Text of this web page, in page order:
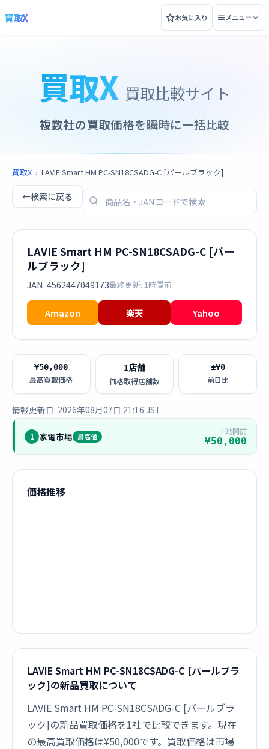
買取X お気に入り メニュー
買取X 買取比較サイト
複数社の買取価格を瞬時に一括比較
買取X › LAVIE Smart HM PC-SN18CSADG-C [パールブラック]
←検索に戻る
LAVIE Smart HM PC-SN18CSADG-C [パー
ルブラック]
JAN: 4562447049173最終更新: 1時間前
Amazon 楽天 Yahoo
¥50,000
最高買取価格
1店舗
価格取得店舗数
±¥0
前日比
情報更新日: 2026年08月07日 21:16 JST
1 家電市場 最高値
1時間前
¥50,000
価格推移
LAVIE Smart HM PC-SN18CSADG-C [パールブラ
ック]の新品買取について
LAVIE Smart HM PC-SN18CSADG-C [パールブラ
ック]の新品買取価格を1社で比較できます。現在
の最高買取価格は¥50,000です。買取価格は市場